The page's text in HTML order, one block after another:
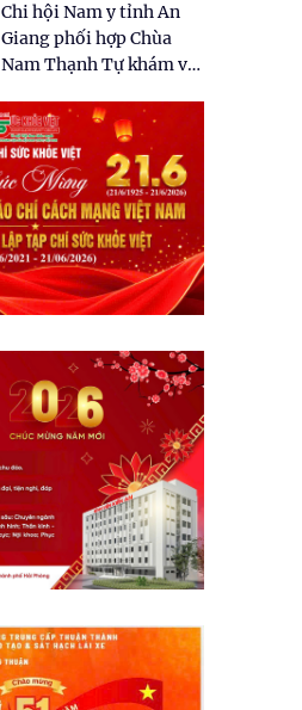
dân tại xã Tân Tập
Chi hội Nam y tỉnh An
Giang phối hợp Chùa
Nam Thạnh Tự khám và
nhân dân